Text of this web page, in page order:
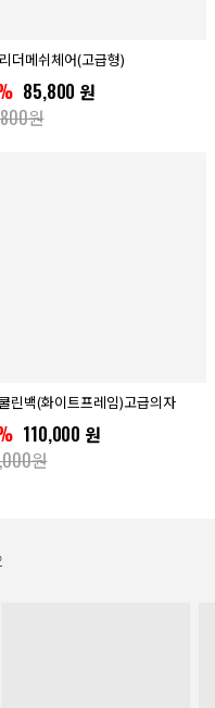
더메쉬체어(고급형)
85,800 원
원
린백(화이트프레임)고급의자
110,000 원
원